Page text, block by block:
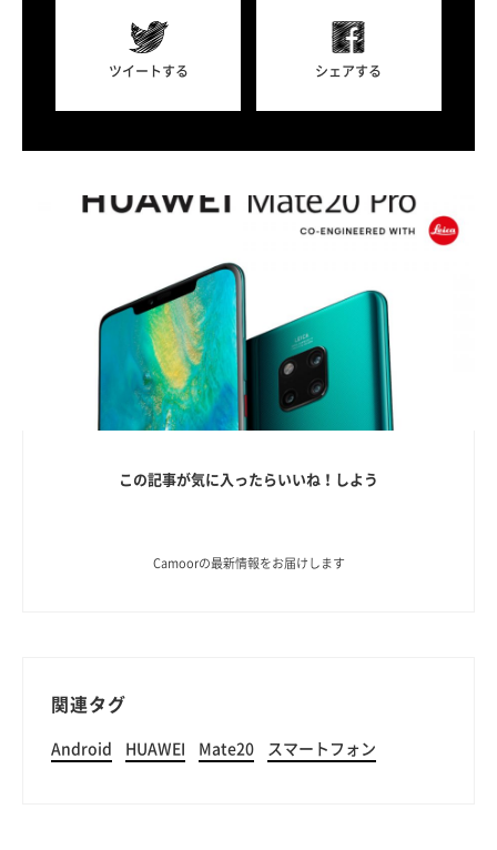
ツイートする シェアする
この記事が気に入ったらいいね！しよう
Camoorの最新情報をお届けします
関連タグ
Android HUAWEI Mate20 スマートフォン